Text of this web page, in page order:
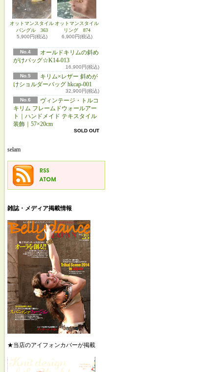
オットマンスタイル
バングル 363
5,900円(税込)
オットマンスタイル
リング 874
6,900円(税込)
No.4
オールドキリムの斜め
がけバッグ☆K14-013
16,900円(税込)
No.5
キリム×レザー 斜めが
けショルダーバッグ hkcap-001
32,900円(税込)
No.6
ヴィンテージ・トルコ
キリム フレームドウォールアー
ト｜ハンドメイド テキスタイル
装飾｜57×20cm
SOLD OUT
selam
雑誌・メディア掲載情報
★当店のアイフォンカバーが掲載